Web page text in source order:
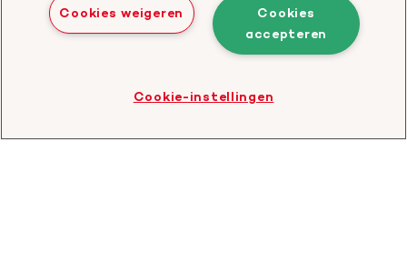
onze
LinkedIn
Privacyverklaring
Bezoek
Cookies
accepteren
Cookies weigeren
Cookie-instellingen